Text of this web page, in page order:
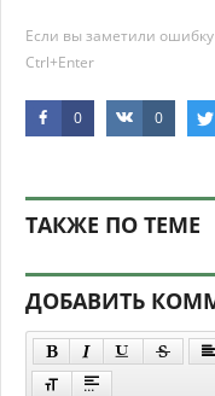
Если вы заметили
Ctrl+Enter
0 0
ТАКЖЕ ПО ТЕМЕ
ДОБАВИТЬ